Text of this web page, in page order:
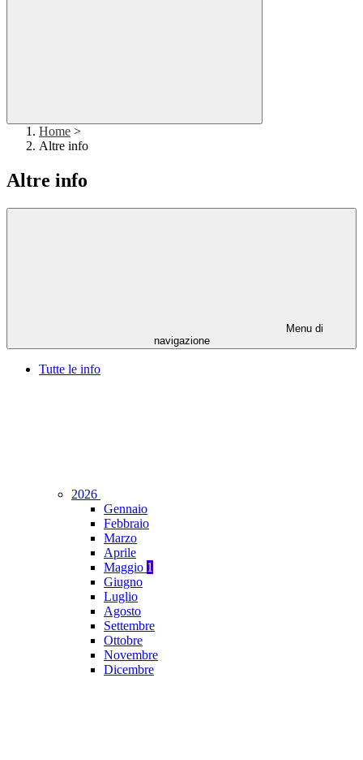
Home >
Altre info
Altre info
Menu di
navigazione
Tutte le info
2026
Gennaio
Febbraio
Marzo
Aprile
Maggio 1
Giugno
Luglio
Agosto
Settembre
Ottobre
Novembre
Dicembre